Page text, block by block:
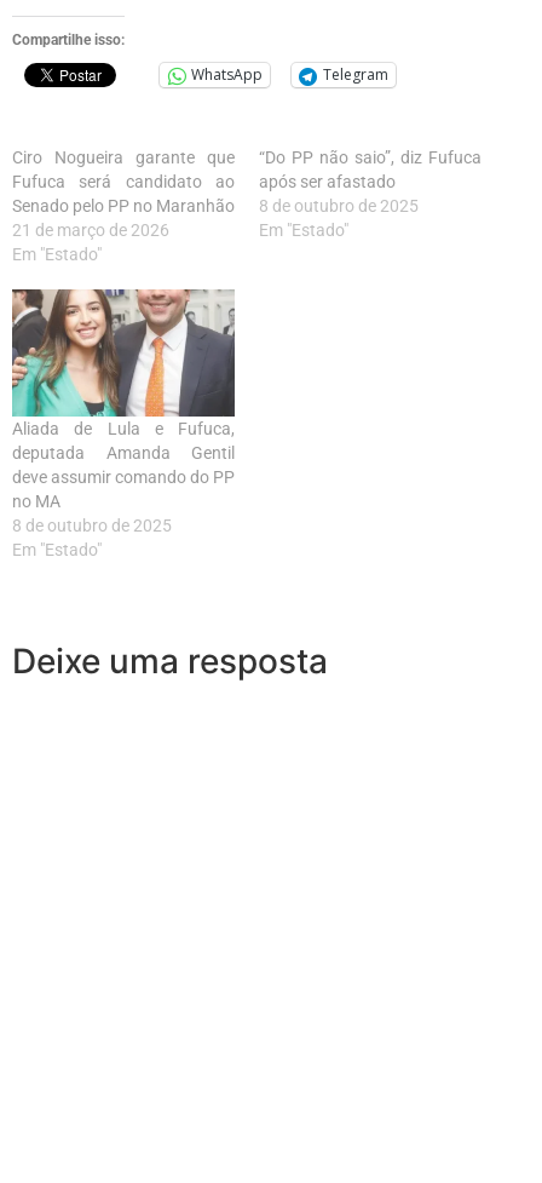
Compartilhe isso:
WhatsApp Telegram
Ciro Nogueira garante que
Fufuca será candidato ao
Senado pelo PP no Maranhão
21 de março de 2026
Em "Estado"
“Do PP não saio”, diz Fufuca
após ser afastado
8 de outubro de 2025
Em "Estado"
Aliada de Lula e Fufuca,
deputada Amanda Gentil
deve assumir comando do PP
no MA
8 de outubro de 2025
Em "Estado"
Deixe uma resposta